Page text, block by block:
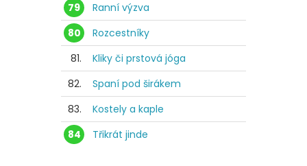
79
Ranní výzva
80
Rozcestníky
81.
Kliky či prstová jóga
82.
Spaní pod širákem
83.
Kostely a kaple
84
Třikrát jinde